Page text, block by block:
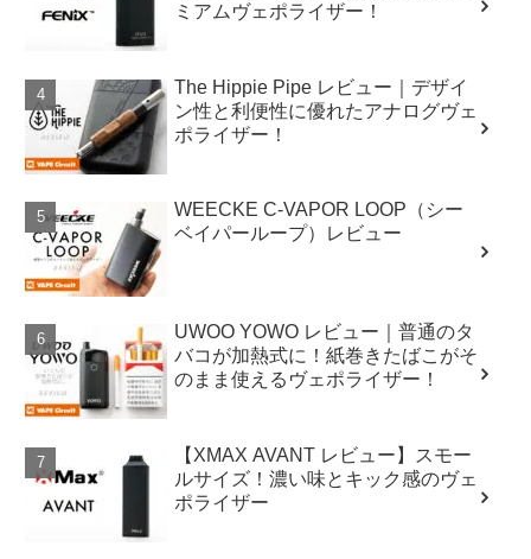
ミアムヴェポライザー！
The Hippie Pipe レビュー｜デザイ
ン性と利便性に優れたアナログヴェ
ポライザー！
WEECKE C-VAPOR LOOP（シー
ベイパーループ）レビュー
UWOO YOWO レビュー｜普通のタ
バコが加熱式に！紙巻きたばこがそ
のまま使えるヴェポライザー！
【XMAX AVANT レビュー】スモー
ルサイズ！濃い味とキック感のヴェ
ポライザー